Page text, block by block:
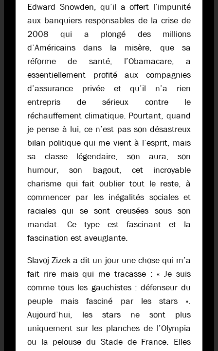
Edward Snowden, qu’il a offert l’impunité
aux banquiers responsables de la crise de
2008 qui a plongé des millions
d’Américains dans la misère, que sa
réforme de santé, l’Obamacare, a
essentiellement profité aux compagnies
d’assurance privée et qu’il n’a rien
entrepris de sérieux contre le
réchauffement climatique. Pourtant, quand
je pense à lui, ce n’est pas son désastreux
bilan politique qui me vient à l’esprit, mais
sa classe légendaire, son aura, son
humour, son bagout, cet incroyable
charisme qui fait oublier tout le reste, à
commencer par les inégalités sociales et
raciales qui se sont creusées sous son
mandat. Ce type est fascinant et la
fascination est aveuglante.
Slavoj Zizek a dit un jour une chose qui m’a
fait rire mais qui me tracasse : « Je suis
comme tous les gauchistes : défenseur du
peuple mais fasciné par les stars ».
Aujourd’hui, les stars ne sont plus
uniquement sur les planches de l’Olympia
ou la pelouse du Stade de France. Elles